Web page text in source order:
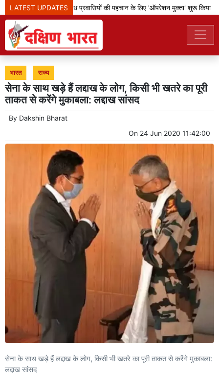
LATEST UPDATES
बेंगलूरु पुलिस ने अवैध प्रवासियों की पहचान के लिए 'ऑपरेशन मुक्ता' शुरू किया
भारत राज्य
सेना के साथ खड़े हैं लद्दाख के लोग, किसी भी खतरे का पूरी
ताकत से करेंगे मुकाबला: लद्दाख सांसद
By Dakshin Bharat
On 24 Jun 2020 11:42:00
सेना के साथ खड़े हैं लद्दाख के लोग, किसी भी खतरे का पूरी ताकत से करेंगे मुकाबला:
लद्दाख सांसद